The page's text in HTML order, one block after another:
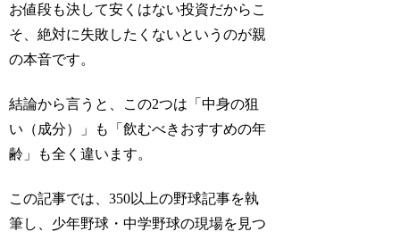
お値段も決して安くはない投資だからこ
そ、絶対に失敗したくないというのが親
の本音です。
結論から言うと、この2つは「中身の狙
い（成分）」も「飲むべきおすすめの年
齢」も全く違います。
この記事では、350以上の野球記事を執
筆し、少年野球・中学野球の現場を見つ